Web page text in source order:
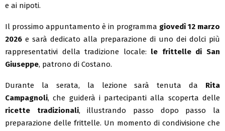
e ai nipoti.
Il prossimo appuntamento è in programma giovedì 12 marzo
2026 e sarà dedicato alla preparazione di uno dei dolci più
rappresentativi della tradizione locale: le frittelle di San
Giuseppe, patrono di Costano.
Durante la serata, la lezione sarà tenuta da Rita
Campagnoli, che guiderà i partecipanti alla scoperta delle
ricette tradizionali, illustrando passo dopo passo la
preparazione delle frittelle. Un momento di condivisione che